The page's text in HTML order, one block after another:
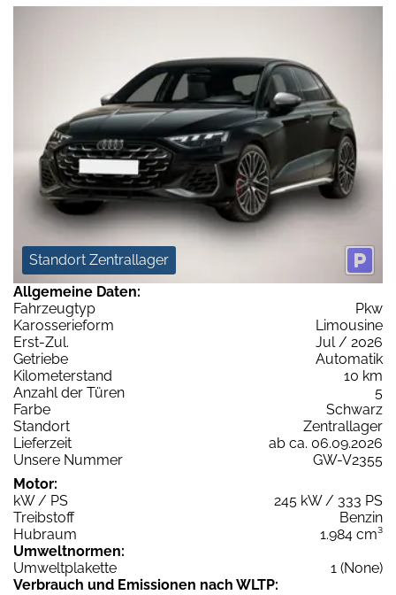
Standort Zentrallager
Allgemeine Daten:
Fahrzeugtyp
Pkw
Karosserieform
Limousine
Erst-Zul.
Jul / 2026
Getriebe
Automatik
Kilometerstand
10 km
Anzahl der Türen
5
Farbe
Schwarz
Standort
Zentrallager
Lieferzeit
ab ca. 06.09.2026
Unsere Nummer
GW-V2355
Motor:
kW / PS
245 kW / 333 PS
Treibstoff
Benzin
Hubraum
1.984 cm³
Umweltnormen:
Umweltplakette
1 (None)
Verbrauch und Emissionen nach WLTP: